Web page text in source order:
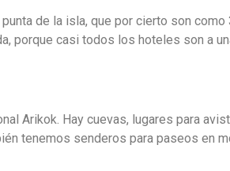
de la isla, que por cierto son como
porque casi todos los hoteles son a
Arikok. Hay cuevas, lugares para
tenemos senderos para paseos en